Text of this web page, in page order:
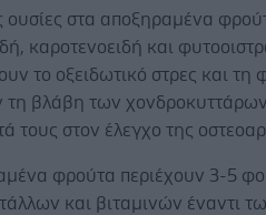
ουσίες στα αποξηραμένα
καροτενοειδή και
το οξειδωτικό στρες και τη
τη βλάβη των
τους στον έλεγχο της
φρούτα περιέχουν 3-5
και βιταμινών έναντι